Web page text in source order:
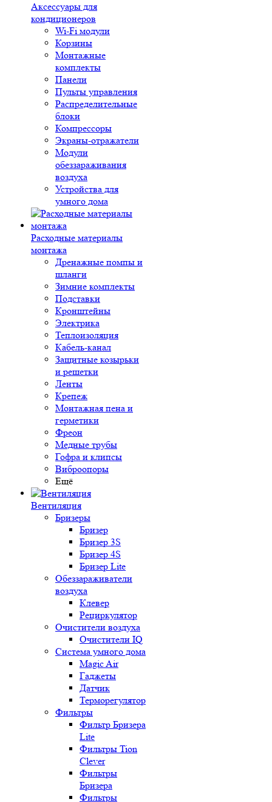
Аксессуары для
кондиционеров
Wi-Fi модули
Корзины
Монтажные
комплекты
Панели
Пульты управления
Распределительные
блоки
Компрессоры
Экраны-отражатели
Модули
обеззараживания
воздуха
Устройства для
умного дома
Расходные материалы
монтажа
Дренажные помпы и
шланги
Зимние комплекты
Подставки
Кронштейны
Электрика
Теплоизоляция
Кабель-канал
Защитные козырьки
и решетки
Ленты
Крепеж
Монтажная пена и
герметики
Фреон
Медные трубы
Гофра и клипсы
Виброопоры
Ещё
Вентиляция
Бризеры
Бризер
Бризер 3S
Бризер 4S
Бризер Lite
Обеззараживатели
воздуха
Клевер
Рециркулятор
Очистители воздуха
Очистители IQ
Система умного дома
Magic Air
Гаджеты
Датчик
Терморегулятор
Фильтры
Фильтр Бризера
Lite
Фильтры Tion
Clever
Фильтры
Бризера
Фильтры